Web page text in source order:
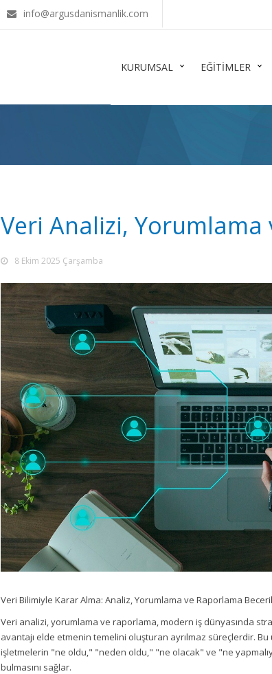
info@argusdanismanlik.com
KURUMSAL EĞİTİMLER
Veri Analizi,
8 Ekim 2025 Çarşamba
Veri Bilimiyle Karar Alma: Analiz, Yorumlama ve Raporlama
Veri analizi, yorumlama ve raporlama, modern iş dünyasında
avantajı elde etmenin temelini oluşturan ayrılmaz süreçlerdir.
işletmelerin "ne oldu," "neden oldu," "ne olacak" ve "ne
bulmasını sağlar.